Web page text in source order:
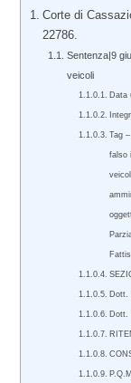
Corte di
22786.
Sentenza|9
veicoli
Data
Tag
falso
Dott.
Dott.